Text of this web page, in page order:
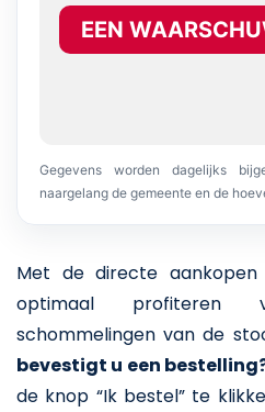
EEN
Gegevens worden dagelijks
naargelang de gemeente en de
Met de directe
optimaal profiteren
schommelingen van de
bevestigt u een
de knop “Ik bestel” te